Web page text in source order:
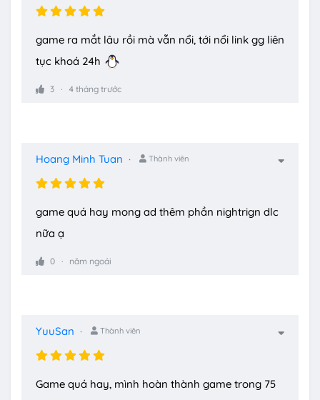
game ra mắt lâu rồi mà vẫn nổi, tới nổi link gg liên
tục khoá 24h
3 4 tháng trước
Hoang Minh Tuan Thành viên
game quá hay mong ad thêm phần nightrign dlc
nữa ạ
0 năm ngoái
YuuSan Thành viên
Game quá hay, mình hoàn thành game trong 75